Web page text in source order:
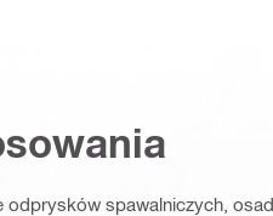
odprysków spawalniczych,